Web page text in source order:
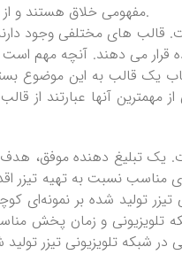
مفهومی خلاق هستند و از اجرای مناسبی نیز برخوردارند.
های مختلفی وجود دارند
می دهند. آنچه مهم است
یک قالب به این موضوع
آنها عبارتند از
یک تبلیغ دهنده موفق،
مناسب نسبت به تهیه تیزر
تولید شده بر نمونه‌ای
تلویزیونی و زمان پخش